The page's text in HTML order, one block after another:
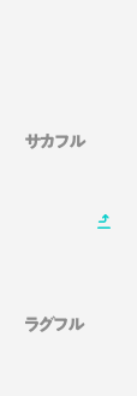
サカフル
ラグフル